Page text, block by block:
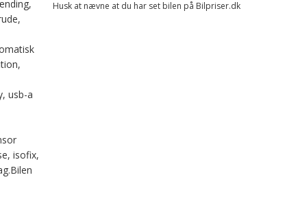
usb-a
isofix,
Husk at nævne at du har set bilen på Bilpriser.dk